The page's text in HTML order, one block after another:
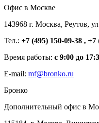
Офис в Москве
143968 г. Москва, Реутов,
Тел.: +7 (495) 150-09-38 , +7
Время работы: с 9:00 до
E-mail: mf@bronko.ru
Бронко
Дополнительный офис в